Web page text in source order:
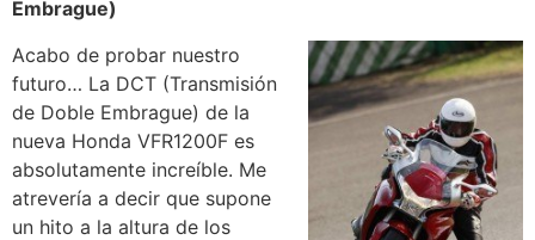
Embrague)
Acabo de probar nuestro
futuro… La DCT (Transmisión
de Doble Embrague) de la
nueva Honda VFR1200F es
absolutamente increíble. Me
atrevería a decir que supone
un hito a la altura de los